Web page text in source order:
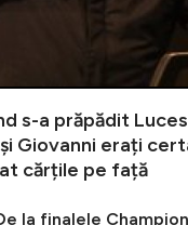
s-a prăpădit
Giovanni erați
cărțile pe față
la finalele